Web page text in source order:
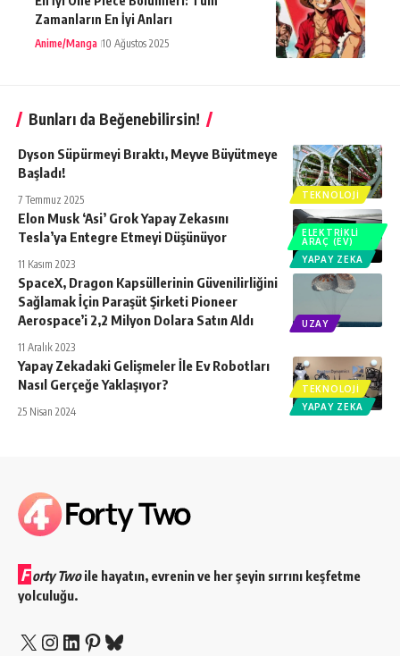
Zamanların En İyi Anları
Anime/Manga 10 Ağustos 2025
Bunları da Beğenebilirsin!
TEKNOLOJI
Dyson Süpürmeyi Bıraktı, Meyve Büyütmeye
Başladı!
7 Temmuz 2025
ELEKTRIKLI
ARAÇ (EV)
YAPAY ZEKA
Elon Musk ‘Asi’ Grok Yapay Zekasını
Tesla’ya Entegre Etmeyi Düşünüyor
11 Kasım 2023
UZAY
SpaceX, Dragon Kapsüllerinin Güvenilirliğini
Sağlamak İçin Paraşüt Şirketi Pioneer
Aerospace’i 2,2 Milyon Dolara Satın Aldı
11 Aralık 2023
TEKNOLOJI
YAPAY ZEKA
Yapay Zekadaki Gelişmeler İle Ev Robotları
Nasıl Gerçeğe Yaklaşıyor?
25 Nisan 2024
F orty Twoile hayatın, evrenin ve her şeyin sırrını keşfetme
yolculuğu.
X Instagram
LinkedIn
Pinterest
Bluesky